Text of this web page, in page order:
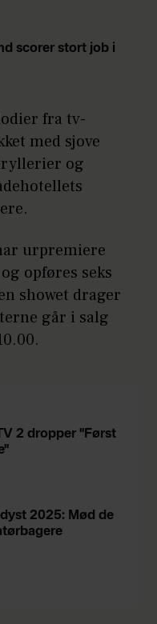
scorer stort job i
fra tv-
med sjove
og
urpremiere
opføres seks
showet drager
går i salg
2 dropper "Først
2025: Mød de